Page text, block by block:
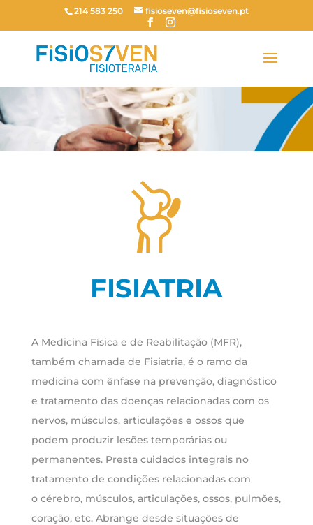
214 583 250 fisioseven@fisioseven.pt
FISIATRIA
A Medicina Física e de Reabilitação (MFR),
também chamada de Fisiatria, é o ramo da
medicina com ênfase na prevenção, diagnóstico
e tratamento das doenças relacionadas com os
nervos, músculos, articulações e ossos que
podem produzir lesões temporárias ou
permanentes. Presta cuidados integrais no
tratamento de condições relacionadas com
o cérebro, músculos, articulações, ossos, pulmões,
coração, etc. Abrange desde situações de